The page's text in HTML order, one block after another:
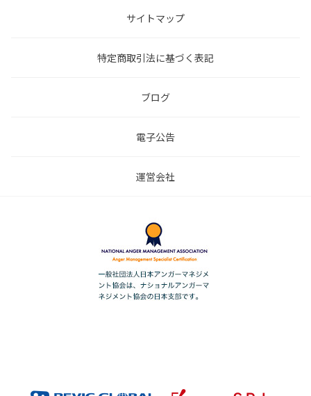
サイトマップ
特定商取引法に基づく表記
ブログ
電子公告
運営会社